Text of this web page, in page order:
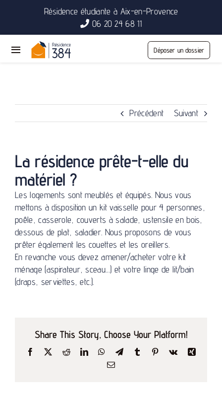
Résidence étudiante à Aix-en-Provence
06 20 24 68 11
Toggle
Logements
Résidence
Contact
Déposer un dossier
Précédent Suivant
La résidence prête-t-elle du
matériel ?
Les logements sont meublés et équipés. Nous vous
mettons à disposition un kit vaisselle pour 4 personnes,
poêle, casserole, couverts à salade, ustensile en bois,
dessous de plat, saladier. Nous proposons de vous
prêter également les couettes et les oreillers.
En revanche vous devez amener/acheter votre kit
ménage (aspirateur, sceau…) et votre linge de lit/bain
(draps, serviettes, etc.).
Share This Story, Choose Your Platform!
Facebook RedditLinkedInWhatsApp
TelegramTumblr Pinterest
Vk
Xing
Email